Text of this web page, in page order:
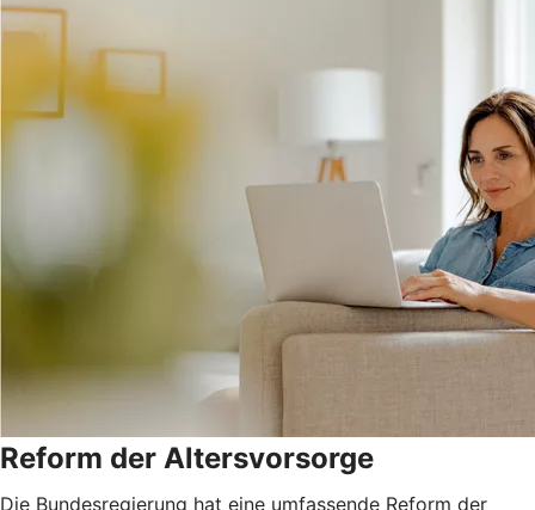
Reform der Altersvorsorge
Die Bundesregierung hat eine umfassende Reform der